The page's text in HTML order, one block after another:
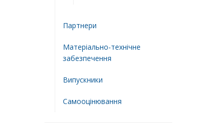
Партнери
Матеріально-технічне
забезпечення
Випускники
Самооцінювання